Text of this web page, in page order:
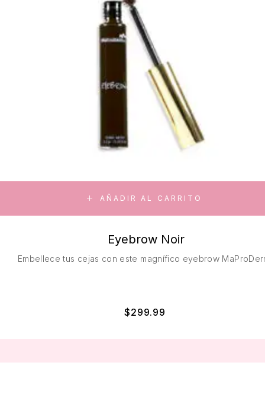
AÑADIR AL CARRITO
Eyebrow Noir
Embellece tus cejas con este magnífico eyebrow
$299.99